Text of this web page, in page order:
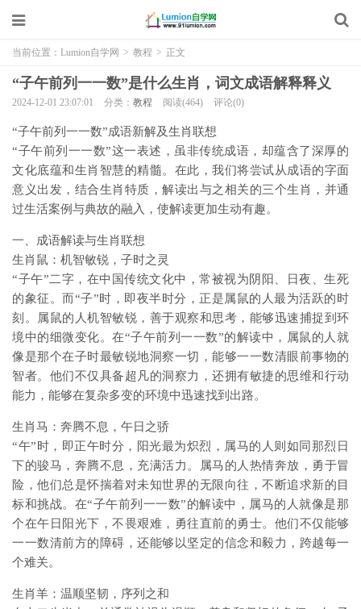
当前位置： Lumion自学网 > 教程 > 正文
“子午前列一一数”是什么生肖，词文成语解释释义
2024-12-01 23:07:01 分类： 教程 阅读(464) 评论(0)
“子午前列一一数”成语新解及生肖联想
“子午前列一一数”这一表述，虽非传统成语，却蕴含了深厚的
文化底蕴和生肖智慧的精髓。在此，我们将尝试从成语的字面
意义出发，结合生肖特质，解读出与之相关的三个生肖，并通
过生活案例与典故的融入，使解读更加生动有趣。
一、成语解读与生肖联想
生肖鼠：机智敏锐，子时之灵
“子午”二字，在中国传统文化中，常被视为阴阳、日夜、生死
的象征。而“子”时，即夜半时分，正是属鼠的人最为活跃的时
刻。属鼠的人机智敏锐，善于观察和思考，能够迅速捕捉到环
境中的细微变化。在“子午前列一一数”的解读中，属鼠的人就
像是那个在子时最敏锐地洞察一切，能够一一数清眼前事物的
智者。他们不仅具备超凡的洞察力，还拥有敏捷的思维和行动
能力，能够在复杂多变的环境中迅速找到出路。
生肖马：奔腾不息，午日之骄
“午”时，即正午时分，阳光最为炽烈，属马的人则如同那烈日
下的骏马，奔腾不息，充满活力。属马的人热情奔放，勇于冒
险，他们总是怀揣着对未知世界的无限向往，不断追求新的目
标和挑战。在“子午前列一一数”的解读中，属马的人就像是那
个在午日阳光下，不畏艰难，勇往直前的勇士。他们不仅能够
一一数清前方的障碍，还能够以坚定的信念和毅力，跨越每一
个难关。
生肖羊：温顺坚韧，序列之和